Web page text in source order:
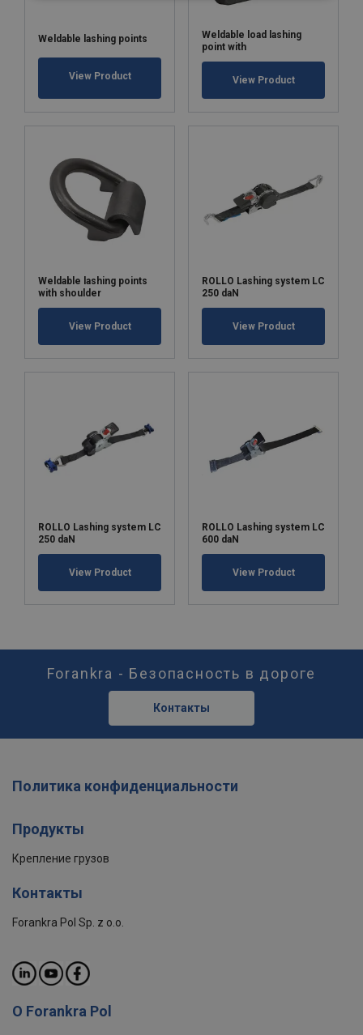
Weldable lashing points
View Product
Weldable load lashing
point with
View Product
Weldable lashing points
with shoulder
View Product
ROLLO Lashing system LC
250 daN
View Product
ROLLO Lashing system LC
250 daN
View Product
ROLLO Lashing system LC
600 daN
View Product
Forankra - Безопасность в дороге
Контакты
Политика конфиденциальности
Продукты
Крепление грузов
Контакты
Forankra Pol Sp. z o.o.
О Forankra Pol